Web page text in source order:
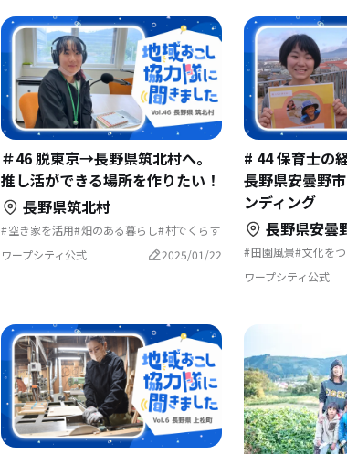
＃46 脱東京→長野県筑北村へ。
推し活ができる場所を作りたい！
長野県筑北村
空き家を活用 畑のある暮らし 村でくらす
ゲストハウス 自然と暮らす 地域おこし
農業の仕事 地域おこし協力隊
地域おこし協力隊に聞いてみた
ワープシティ公式 2025/01/22
# 44 保育士の
長野県安曇野
ンディング
長野県安曇
田園風景 文化を
地域おこし 地域
歴史をつむぐ 温泉
地域おこし協力隊
ワープシティ公式